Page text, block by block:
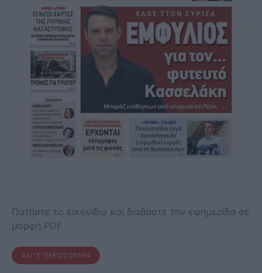
Πατήστε το εικονίδιο και διαβάστε την εφημερίδα σε
μορφή PDF
ΔΕΊΤΕ ΠΕΡΙΣΣΌΤΕΡΑ